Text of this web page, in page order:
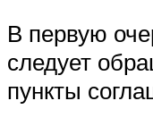
В первую
следует
пункты